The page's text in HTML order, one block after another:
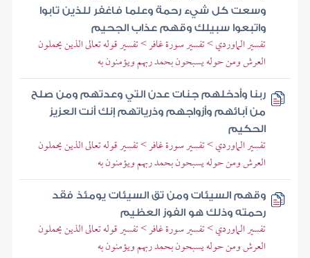
وسعت كل شيء رحمة وعلما فاغفر للذين تابوا
واتبعوا سبيلك وقهم عذاب الجحيم
تفسير الماوردي > تفسير سورة غافر > تفسير قوله تعالى الذين يحملون
العرش ومن حوله يسبحون بحمد ربهم ويؤمنون به
ربنا وأدخلهم جنات عدن التي وعدتهم ومن صلح
من آبائهم وأزواجهم وذرياتهم إنك أنت العزيز
الحكيم
تفسير الماوردي > تفسير سورة غافر > تفسير قوله تعالى الذين يحملون
العرش ومن حوله يسبحون بحمد ربهم ويؤمنون به
وقهم السيئات ومن تق السيئات يومئذ فقد
رحمته وذلك هو الفوز العظيم
تفسير الماوردي > تفسير سورة غافر > تفسير قوله تعالى الذين يحملون
العرش ومن حوله يسبحون بحمد ربهم ويؤمنون به